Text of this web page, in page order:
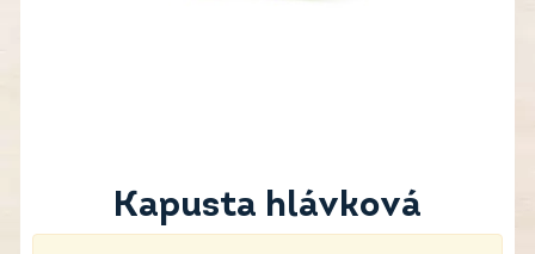
Kapusta hlávková